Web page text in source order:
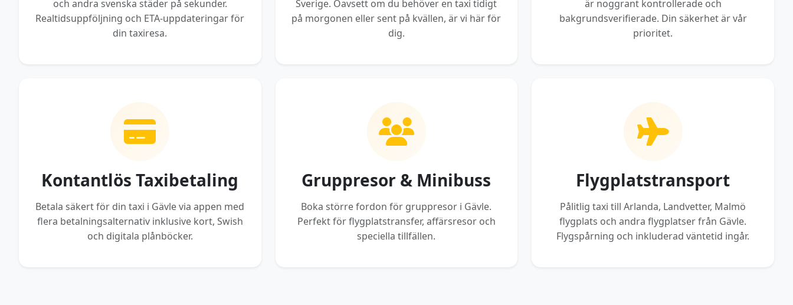
och andra svenska städer på sekunder.
Realtidsuppföljning och ETA-uppdateringar för
din taxiresa.
Sverige. Oavsett om du behöver en taxi tidigt
på morgonen eller sent på kvällen, är vi här för
dig.
är noggrant kontrollerade och
bakgrundsverifierade. Din säkerhet är vår
prioritet.
Kontantlös Taxibetaling
Betala säkert för din taxi i Gävle via appen med
flera betalningsalternativ inklusive kort, Swish
och digitala plånböcker.
Gruppresor & Minibuss
Boka större fordon för gruppresor i Gävle.
Perfekt för flygplatstransfer, affärsresor och
speciella tillfällen.
Flygplatstransport
Pålitlig taxi till Arlanda, Landvetter, Malmö
flygplats och andra flygplatser från Gävle.
Flygspårning och inkluderad väntetid ingår.